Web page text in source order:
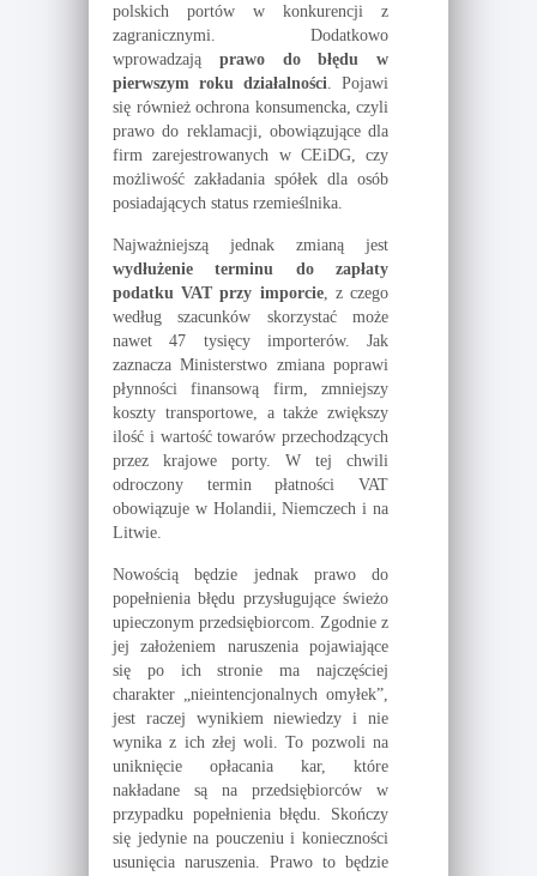
polskich portów w konkurencji z
zagranicznymi. Dodatkowo
wprowadzają prawo do błędu w
pierwszym roku działalności. Pojawi
się również ochrona konsumencka, czyli
prawo do reklamacji, obowiązujące dla
firm zarejestrowanych w CEiDG, czy
możliwość zakładania spółek dla osób
posiadających status rzemieślnika.
Najważniejszą jednak zmianą jest
wydłużenie terminu do zapłaty
podatku VAT przy imporcie, z czego
według szacunków skorzystać może
nawet 47 tysięcy importerów. Jak
zaznacza Ministerstwo zmiana poprawi
płynności finansową firm, zmniejszy
koszty transportowe, a także zwiększy
ilość i wartość towarów przechodzących
przez krajowe porty. W tej chwili
odroczony termin płatności VAT
obowiązuje w Holandii, Niemczech i na
Litwie.
Nowością będzie jednak prawo do
popełnienia błędu przysługujące świeżo
upieczonym przedsiębiorcom. Zgodnie z
jej założeniem naruszenia pojawiające
się po ich stronie ma najczęściej
charakter „nieintencjonalnych omyłek”,
jest raczej wynikiem niewiedzy i nie
wynika z ich złej woli. To pozwoli na
uniknięcie opłacania kar, które
nakładane są na przedsiębiorców w
przypadku popełnienia błędu. Skończy
się jedynie na pouczeniu i konieczności
usunięcia naruszenia. Prawo to będzie